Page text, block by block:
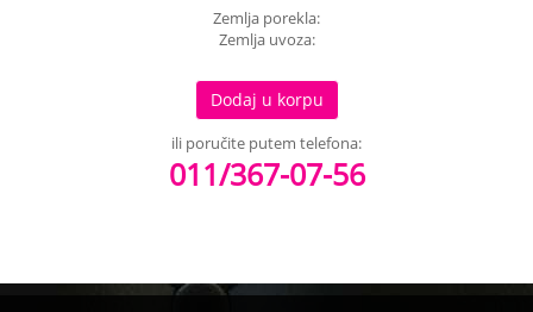
Zemlja porekla:
Zemlja uvoza:
Dodaj u korpu
ili poručite putem telefona:
011/367-07-56